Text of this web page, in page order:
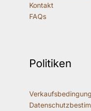
Kontakt
FAQs
Politiken